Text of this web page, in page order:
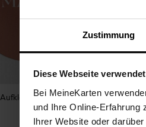
Zustimmung
Diese Webseite
Bei MeineKarten
und Ihre Online-Erfahrung
Ihrer Website oder
Aufkleber Taufe